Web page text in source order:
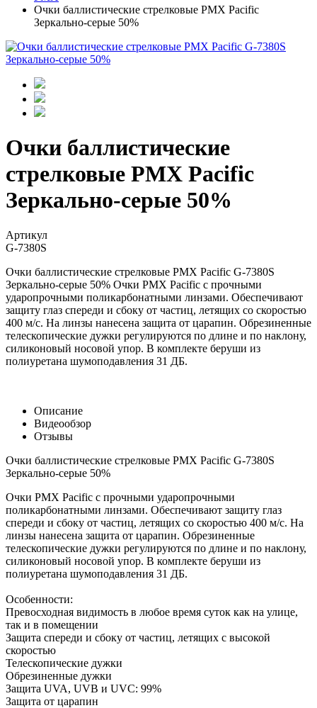
Очки баллистические стрелковые PMX Pacific
Зеркально-серые 50%
Очки баллистические
стрелковые PMX Pacific
Зеркально-серые 50%
Артикул
G-7380S
Очки баллистические стрелковые PMX Pacific G-7380S
Зеркально-серые 50% Очки PMX Pacific с прочными
ударопрочными поликарбонатными линзами. Обеспечивают
защиту глаз спереди и сбоку от частиц, летящих со скоростью
400 м/с. На линзы нанесена защита от царапин. Обрезиненные
телескопические дужки регулируются по длине и по наклону,
силиконовый носовой упор. В комплекте беруши из
полиуретана шумоподавления 31 ДБ.
Описание
Видеообзор
Отзывы
Очки баллистические стрелковые PMX Pacific G-7380S
Зеркально-серые 50%
Очки PMX Pacific с прочными ударопрочными
поликарбонатными линзами. Обеспечивают защиту глаз
спереди и сбоку от частиц, летящих со скоростью 400 м/с. На
линзы нанесена защита от царапин. Обрезиненные
телескопические дужки регулируются по длине и по наклону,
силиконовый носовой упор. В комплекте беруши из
полиуретана шумоподавления 31 ДБ.
Особенности:
Превосходная видимость в любое время суток как на улице,
так и в помещении
Защита спереди и сбоку от частиц, летящих с высокой
скоростью
Телескопические дужки
Обрезиненные дужки
Защита UVA, UVB и UVC: 99%
Защита от царапин